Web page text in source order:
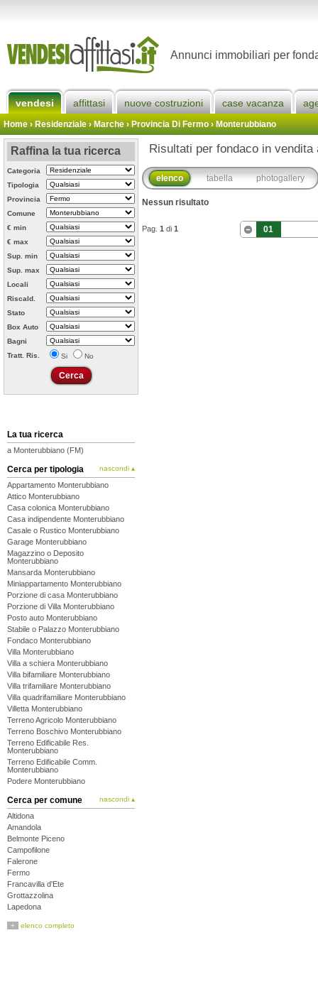
Annunci immobiliari per
vendesi affittasi nuove costruzioni case vacanza
Home› Residenziale › Marche ›Provincia Di Fermo›Monterubbiano
Raffina la tua ricerca
Categoria
Tipologia
Provincia
Comune
€ min
€ max
Sup. min
Sup. max
Locali
Riscald.
Stato
Box Auto
Bagni
Tratt. Ris.
Si No
La tua ricerca
a Monterubbiano (FM)
Cerca per tipologia nascondi ▴
Appartamento Monterubbiano
Attico Monterubbiano
Casa colonica Monterubbiano
Casa indipendente Monterubbiano
Casale o Rustico Monterubbiano
Garage Monterubbiano
Magazzino o Deposito
Monterubbiano
Mansarda Monterubbiano
Miniappartamento Monterubbiano
Porzione di casa Monterubbiano
Porzione di Villa Monterubbiano
Posto auto Monterubbiano
Stabile o Palazzo Monterubbiano
Fondaco Monterubbiano
Villa Monterubbiano
Villa a schiera Monterubbiano
Villa bifamiliare Monterubbiano
Villa trifamiliare Monterubbiano
Villa quadrifamiliare Monterubbiano
Villetta Monterubbiano
Terreno Agricolo Monterubbiano
Terreno Boschivo Monterubbiano
Terreno Edificabile Res.
Monterubbiano
Terreno Edificabile Comm.
Monterubbiano
Podere Monterubbiano
Cerca per comune nascondi ▴
Altidona
Amandola
Belmonte Piceno
Campofilone
Falerone
Fermo
Francavilla d'Ete
Grottazzolina
Lapedona
Massa Fermana
+ elenco completo
Risultati per fondaco in vendita
elenco tabella photogallery
Nessun risultato
Pag. 1 di 1 01